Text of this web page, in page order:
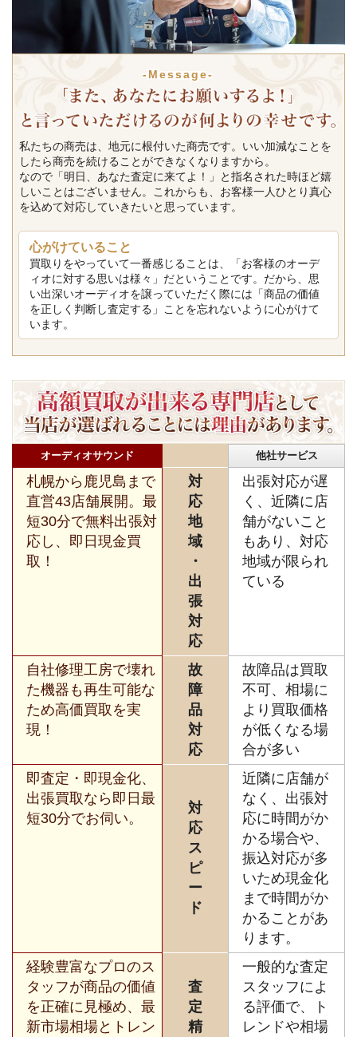
-Message-
私たちの商売は、地元に根付いた商売です。いい加減なことを
したら商売を続けることができなくなりますから。
なので「明日、あなた査定に来てよ！」と指名された時ほど嬉
しいことはございません。これからも、お客様一人ひとり真心
を込めて対応していきたいと思っています。
心がけていること
買取りをやっていて一番感じることは、「お客様のオーデ
ィオに対する思いは様々」だということです。だから、思
い出深いオーディオを譲っていただく際には「商品の価値
を正しく判断し査定する」ことを忘れないように心がけて
います。
オーディオサウンド 他社サービス
札幌から鹿児島まで
直営43店舗展開。最
短30分で無料出張対
応し、即日現金買
取！
対
応
地
域
・
出
張
対
応
出張対応が遅
く、近隣に店
舗がないこと
もあり、対応
地域が限られ
ている
自社修理工房で壊れ
た機器も再生可能な
ため高価買取を実
現！
故
障
品
対
応
故障品は買取
不可、相場に
より買取価格
が低くなる場
合が多い
即査定・即現金化、
出張買取なら即日最
短30分でお伺い。
対
応
ス
ピ
ー
ド
近隣に店舗が
なく、出張対
応に時間がか
かる場合や、
振込対応が多
いため現金化
まで時間がか
かることがあ
ります。
経験豊富なプロのス
タッフが商品の価値
を正確に見極め、最
新市場相場とトレン
査
定
精
一般的な査定
スタッフによ
る評価で、ト
レンドや相場